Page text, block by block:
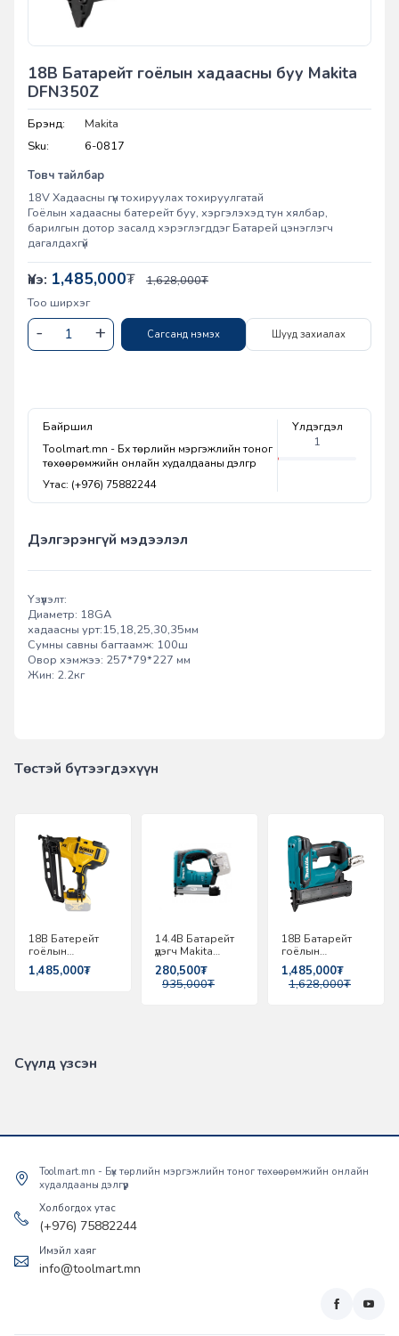
18В Батарейт гоёлын хадаасны буу Makita
DFN350Z
Брэнд:
Makita
Sku:
6-0817
Товч тайлбар
18V Хадаасны гүн тохируулах тохируулгатай
Гоёлын хадаасны батерейт буу, хэргэлэхэд тун хялбар,
барилгын дотор засалд хэрэглэгддэг Батарей цэнэглэгч
дагалдахгүй
Үнэ: 1,485,000₮ 1,628,000₮
Тоо ширхэг
Сагсанд нэмэх Шууд захиалах
Байршил
Toolmart.mn - Бүх төрлийн мэргэжлийн тоног
төхөөрөмжийн онлайн худалдааны дэлгүүр
Утас: (+976) 75882244
Үлдэгдэл
1
Дэлгэрэнгүй мэдээлэл
Үзүүлэлт:
Диаметр: 18GA
хадаасны урт:15,18,25,30,35мм
Сумны савны багтаамж: 100ш
Овор хэмжээ: 257*79*227 мм
Жин: 2.2кг
Төстэй бүтээгдэхүүн
18В Батерейт
гоёлын
хадаасны буу
DEWALT
1,485,000₮
14.4В Батарейт
үдэгч Makita
ST420DZK
280,500₮
935,000₮
18В Батарейт
гоёлын
хадаасны буу
Makita DFN350Z
1,485,000₮
1,628,000₮
Сүүлд үзсэн
Toolmart.mn - Бүх төрлийн мэргэжлийн тоног төхөөрөмжийн онлайн
худалдааны дэлгүүр
Холбогдох утас
(+976) 75882244
Имэйл хаяг
info@toolmart.mn